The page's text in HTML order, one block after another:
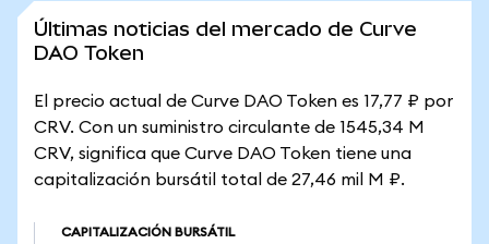
Últimas noticias del mercado de Curve
DAO Token
El precio actual de Curve DAO Token es 17,77 ₽ por
CRV. Con un suministro circulante de 1545,34 M
CRV, significa que Curve DAO Token tiene una
capitalización bursátil total de 27,46 mil M ₽.
CAPITALIZACIÓN BURSÁTIL